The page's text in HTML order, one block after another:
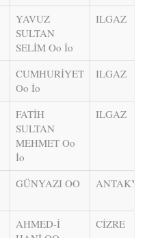
YAVUZ
SULTAN
SELİM Oo İo
ILGAZ
CUMHURİYET
Oo İo
ILGAZ
FATİH
SULTAN
MEHMET Oo
İo
ILGAZ
GÜNYAZI OO ANTAKYA
AHMED-İ
CİZRE